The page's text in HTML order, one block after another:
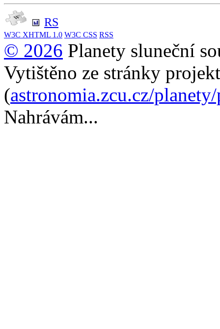
RS
W3C XHTML 1.0 W3C CSS RSS
© 2026 Planety sluneční
Vytištěno ze stránky
(astronomia.zcu.cz/
Nahrávám...